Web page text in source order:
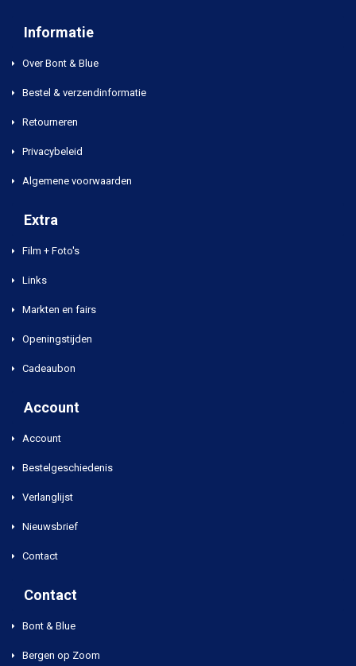
Informatie
Over Bont & Blue
Bestel & verzendinformatie
Retourneren
Privacybeleid
Algemene voorwaarden
Extra
Film + Foto's
Links
Markten en fairs
Openingstijden
Cadeaubon
Account
Account
Bestelgeschiedenis
Verlanglijst
Nieuwsbrief
Contact
Contact
Bont & Blue
Bergen op Zoom